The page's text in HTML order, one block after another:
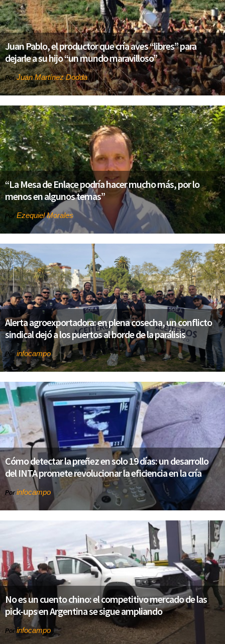
Juan Pablo, el productor que cría aves “libres” para
dejarle a su hijo “un mundo maravilloso”
PorJuan Martínez Dodda
“La Mesa de Enlace podría hacer mucho más, por lo
menos en algunos temas”
Por Ezequiel Morales
Alerta agroexportadora: en plena cosecha, un conflicto
sindical dejó a los puertos al borde de la parálisis
Porinfocampo
Cómo detectar la preñez en solo 19 días: un desarrollo
del INTA promete revolucionar la eficiencia en la cría
Por infocampo
No es un cuento chino: el competitivo mercado de las
pick-ups en Argentina se sigue ampliando
Por infocampo